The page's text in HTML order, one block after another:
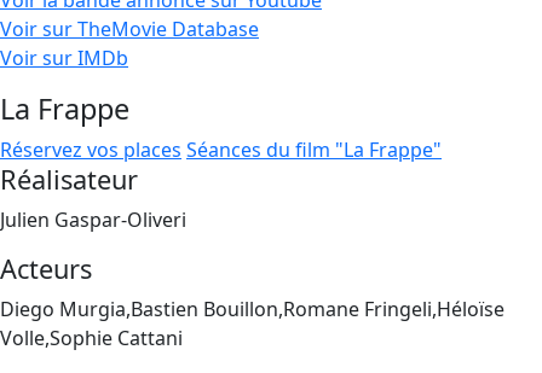
Voir sur TheMovie Database
Voir sur IMDb
La Frappe
Réservez vos places Séances du film "La Frappe"
Réalisateur
Julien Gaspar-Oliveri
Acteurs
Diego Murgia,Bastien Bouillon,Romane Fringeli,Héloïse
Volle,Sophie Cattani